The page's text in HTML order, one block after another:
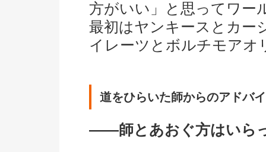
方がいい」と思ってワー
最初はヤンキースとカー
イレーツとボルチモアオ
道をひらいた師からのアドバ
――師とあおぐ方はいら